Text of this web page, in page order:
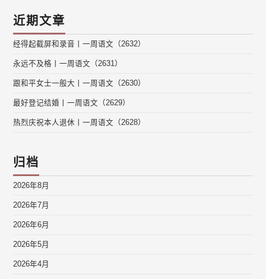
近期文章
经得起截屏和录音丨一周语文（2632）
永远不及格丨一周语文（2631）
跟和平女士一般大丨一周语文（2630）
最好登记结婚丨一周语文（2629）
热烈庆祝本人退休丨一周语文（2628）
归档
2026年8月
2026年7月
2026年6月
2026年5月
2026年4月